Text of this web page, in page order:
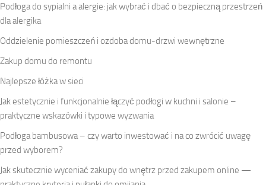
Podłoga do sypialni a alergie: jak wybrać i dbać o bezpieczną przestrzeń
dla alergika
Oddzielenie pomieszczeń i ozdoba domu-drzwi wewnętrzne
Zakup domu do remontu
Najlepsze łóżka w sieci
Jak estetycznie i funkcjonalnie łączyć podłogi w kuchni i salonie –
praktyczne wskazówki i typowe wyzwania
Podłoga bambusowa – czy warto inwestować i na co zwrócić uwagę
przed wyborem?
Jak skutecznie wyceniać zakupy do wnętrz przed zakupem online —